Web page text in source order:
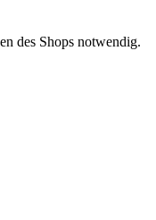
des Shops notwendig.